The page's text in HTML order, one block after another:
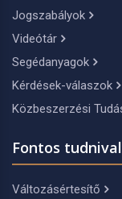
Jogszabályok
Videótár
Segédanyagok
Kérdések-válaszok
Közbeszerzési
Fontos
Változásértesítő